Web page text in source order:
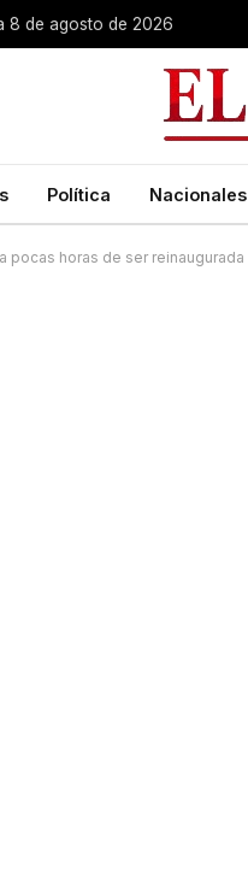
8 de agosto de 2026
Política Nacionales
pocas horas de ser reinaugurada